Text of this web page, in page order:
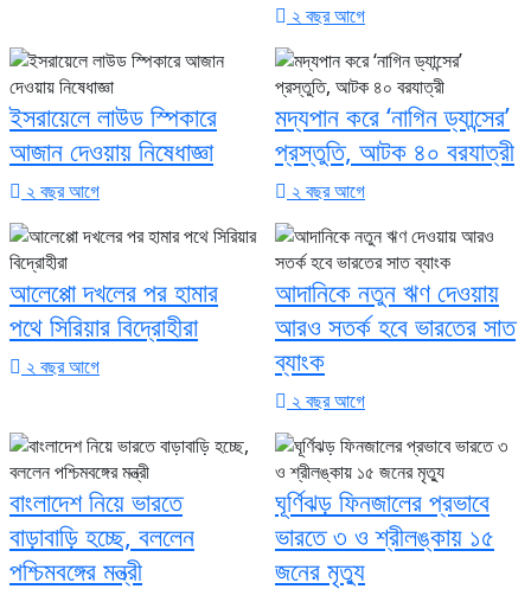
২ বছর আগে
ইসরায়েলে লাউড স্পিকারে
আজান দেওয়ায় নিষেধাজ্ঞা
২ বছর আগে
মদ্যপান করে ‘নাগিন ড্যান্সের’
প্রস্তুতি, আটক ৪০ বরযাত্রী
২ বছর আগে
আলেপ্পো দখলের পর হামার
পথে সিরিয়ার বিদ্রোহীরা
২ বছর আগে
আদানিকে নতুন ঋণ দেওয়ায়
আরও সতর্ক হবে ভারতের সাত
ব্যাংক
২ বছর আগে
বাংলাদেশ নিয়ে ভারতে
বাড়াবাড়ি হচ্ছে, বললেন
পশ্চিমবঙ্গের মন্ত্রী
ঘূর্ণিঝড় ফিনজালের প্রভাবে
ভারতে ৩ ও শ্রীলঙ্কায় ১৫
জনের মৃত্যু